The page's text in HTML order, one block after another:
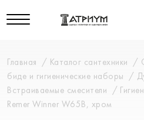
Главная Каталог сантехники
биде и гигиенические наборы
Встраиваемые смесители
Remer Winner W65B, хром